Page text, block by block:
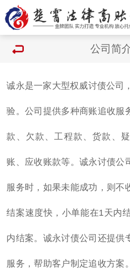
公司简
诚永是一家大型权威讨债公司
验。公司提供多种商账追收服
款、欠款、工程款、货款、
账、应收账款等。诚永讨债公
服务时，如果未能成功，则不
结案速度快，小单能在1天内
内结案。诚永讨债公司还提供
服务，帮助客户制定追收方案